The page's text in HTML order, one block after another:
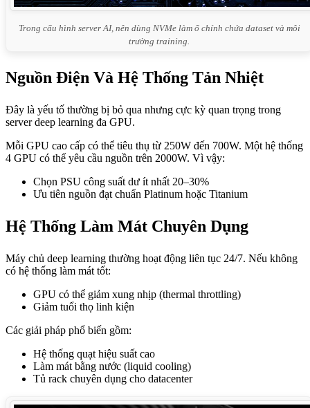
Trong cấu hình server AI, nên dùng NVMe làm ổ chính chứa dataset và môi
trường training.
Nguồn Điện Và Hệ Thống Tản Nhiệt
Đây là yếu tố thường bị bỏ qua nhưng cực kỳ quan trọng trong
server deep learning đa GPU.
Mỗi GPU cao cấp có thể tiêu thụ từ 250W đến 700W. Một hệ thống
4 GPU có thể yêu cầu nguồn trên 2000W. Vì vậy:
Chọn PSU công suất dư ít nhất 20–30%
Ưu tiên nguồn đạt chuẩn Platinum hoặc Titanium
Hệ Thống Làm Mát Chuyên Dụng
Máy chủ deep learning thường hoạt động liên tục 24/7. Nếu không
có hệ thống làm mát tốt:
GPU có thể giảm xung nhịp (thermal throttling)
Giảm tuổi thọ linh kiện
Các giải pháp phổ biến gồm:
Hệ thống quạt hiệu suất cao
Làm mát bằng nước (liquid cooling)
Tủ rack chuyên dụng cho datacenter